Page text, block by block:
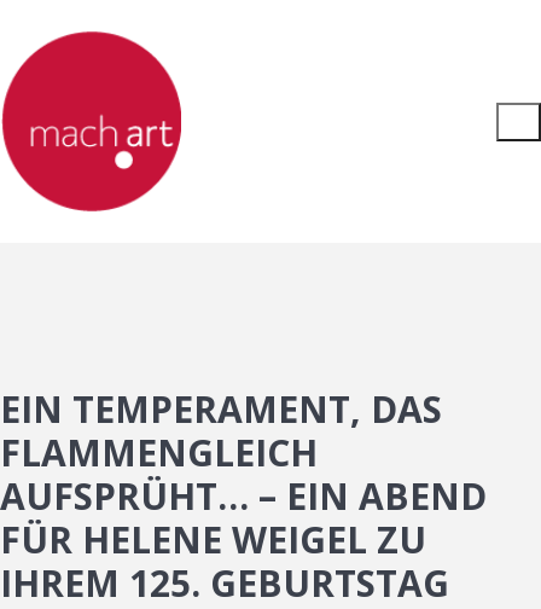
EIN TEMPERAMENT, DAS
FLAMMENGLEICH
AUFSPRÜHT… – EIN ABEND
FÜR HELENE WEIGEL ZU
IHREM 125. GEBURTSTAG